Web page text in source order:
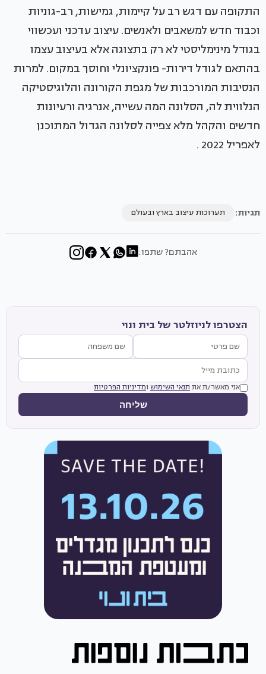
התקופה עם דגש רב על קיימות, גמישות, רב-גוניות
וכבוד חדש למשאבים ולאנשים. עיצוב עדכני ועכשווי
בגודל מינימליסטי לא רק בתצוגה אלא בעיצוב עצמו
בהתאם לגודל דירות- פונקציונלי וחוסך במקום. למרות
הנסיבות המורכבות של מגפת הקורונה והלוגיסטיקה
הנלווית לה, הסלונה המה עשייה, אנרגיה ורעיונות
חדשים והקהל מלא צפייה לסלונה הגדול המתוכנן
לאפריל 2022 .
תגיות: תערוכות עיצוב בארץ ובעולם
אהבתם? שתפו:
הצטרפו לניוזלטר של בית ונוי
אני מאשר/ת את תנאי השימוש ומדיניות הפרטיות
שליחה